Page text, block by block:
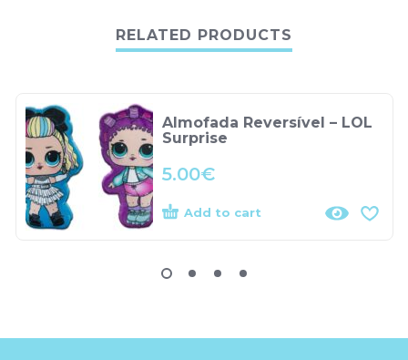
RELATED PRODUCTS
Almofada Reversível – LOL
Surprise
5.00€
Add to cart